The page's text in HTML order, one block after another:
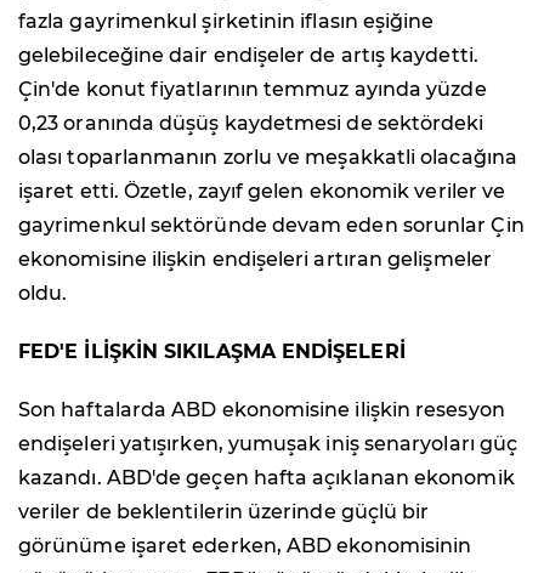
fazla gayrimenkul şirketinin iflasın eşiğine
gelebileceğine dair endişeler de artış kaydetti.
Çin'de konut fiyatlarının temmuz ayında yüzde
0,23 oranında düşüş kaydetmesi de sektördeki
olası toparlanmanın zorlu ve meşakkatli olacağına
işaret etti. Özetle, zayıf gelen ekonomik veriler ve
gayrimenkul sektöründe devam eden sorunlar Çin
ekonomisine ilişkin endişeleri artıran gelişmeler
oldu.
FED'E İLİŞKİN SIKILAŞMA ENDİŞELERİ
Son haftalarda ABD ekonomisine ilişkin resesyon
endişeleri yatışırken, yumuşak iniş senaryoları güç
kazandı. ABD'de geçen hafta açıklanan ekonomik
veriler de beklentilerin üzerinde güçlü bir
görünüme işaret ederken, ABD ekonomisinin